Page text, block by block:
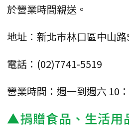
於營業時間親送。
地址：新北市林口區中山
電話：(02)7741-5519
營業時間：週一到週六 10
▲捐贈食品、生活用